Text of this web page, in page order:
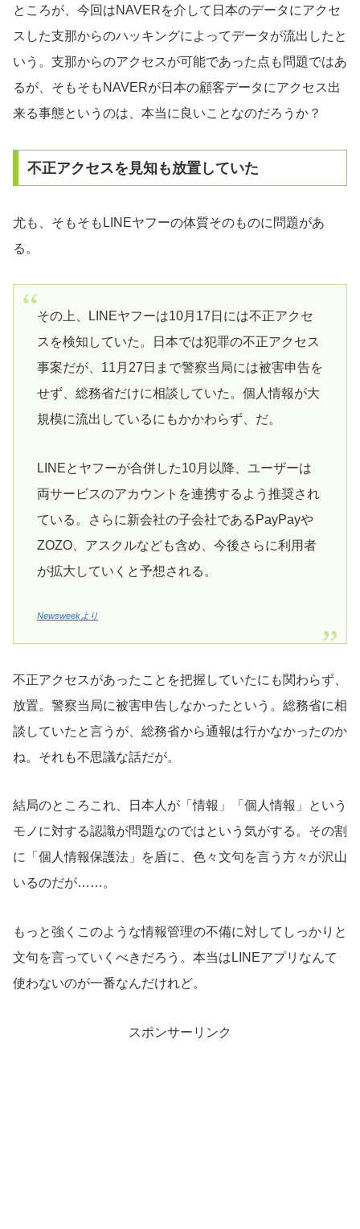
ところが、今回はNAVERを介して日本のデータにアクセ
スした支那からのハッキングによってデータが流出したと
いう。支那からのアクセスが可能であった点も問題ではあ
るが、そもそもNAVERが日本の顧客データにアクセス出
来る事態というのは、本当に良いことなのだろうか？
不正アクセスを見知も放置していた
尤も、そもそもLINEヤフーの体質そのものに問題があ
る。
その上、LINEヤフーは10月17日には不正アクセ
スを検知していた。日本では犯罪の不正アクセス
事案だが、11月27日まで警察当局には被害申告を
せず、総務省だけに相談していた。個人情報が大
規模に流出しているにもかかわらず、だ。
LINEとヤフーが合併した10月以降、ユーザーは
両サービスのアカウントを連携するよう推奨され
ている。さらに新会社の子会社であるPayPayや
ZOZO、アスクルなども含め、今後さらに利用者
が拡大していくと予想される。
Newsweekより
不正アクセスがあったことを把握していたにも関わらず、
放置。警察当局に被害申告しなかったという。総務省に相
談していたと言うが、総務省から通報は行かなかったのか
ね。それも不思議な話だが。
結局のところこれ、日本人が「情報」「個人情報」という
モノに対する認識が問題なのではという気がする。その割
に「個人情報保護法」を盾に、色々文句を言う方々が沢山
いるのだが……。
もっと強くこのような情報管理の不備に対してしっかりと
文句を言っていくべきだろう。本当はLINEアプリなんて
使わないのが一番なんだけれど。
スポンサーリンク